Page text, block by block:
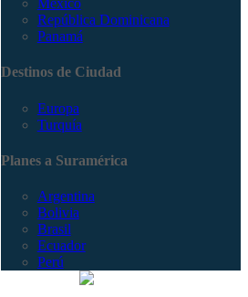
México
República Dominicana
Panamá
Destinos de Ciudad
Europa
Turquía
Planes a Suramérica
Argentina
Bolivia
Brasil
Ecuador
Perú